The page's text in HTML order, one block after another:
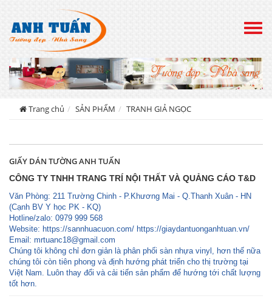
Trang chủ SẢN PHẨM TRANH GIẢ NGỌC
GIẤY DÁN TƯỜNG ANH TUẤN
CÔNG TY TNHH TRANG TRÍ NỘI THẤT VÀ QUẢNG CÁO T&D
Văn Phòng: 211 Trường Chinh - P.Khương Mai - Q.Thanh Xuân - HN
(Cạnh BV Y học PK - KQ)
Hotline/zalo: 0979 999 568
Website: https://sannhuacuon.com/ https://giaydantuonganhtuan.vn/
Email: mrtuanc18@gmail.com
Chúng tôi không chỉ đơn giản là phân phối sàn nhựa vinyl, hơn thế nữa
chúng tôi còn tiên phong và định hướng phát triển cho thị trường tại
Việt Nam. Luôn thay đổi và cải tiến sản phẩm để hướng tới chất lượng
tốt hơn.